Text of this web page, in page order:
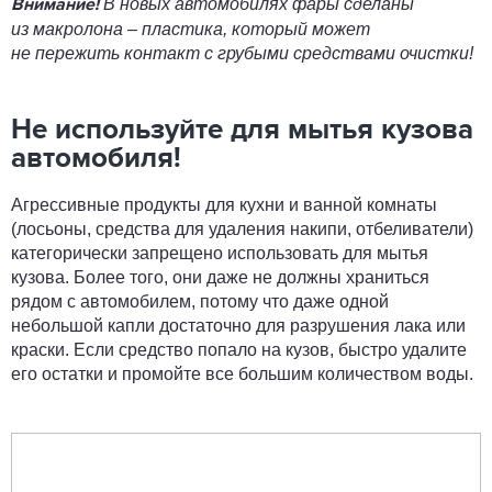
Внимание!В новых автомобилях фары сделаны
из макролона – пластика, который может
не пережить контакт с грубыми средствами очистки!
Не используйте для мытья кузова
автомобиля!
Агрессивные продукты для кухни и ванной комнаты
(лосьоны, средства для удаления накипи, отбеливатели)
категорически запрещено использовать для мытья
кузова. Более того, они даже не должны храниться
рядом с автомобилем, потому что даже одной
небольшой капли достаточно для разрушения лака или
краски. Если средство попало на кузов, быстро удалите
его остатки и промойте все большим количеством воды.